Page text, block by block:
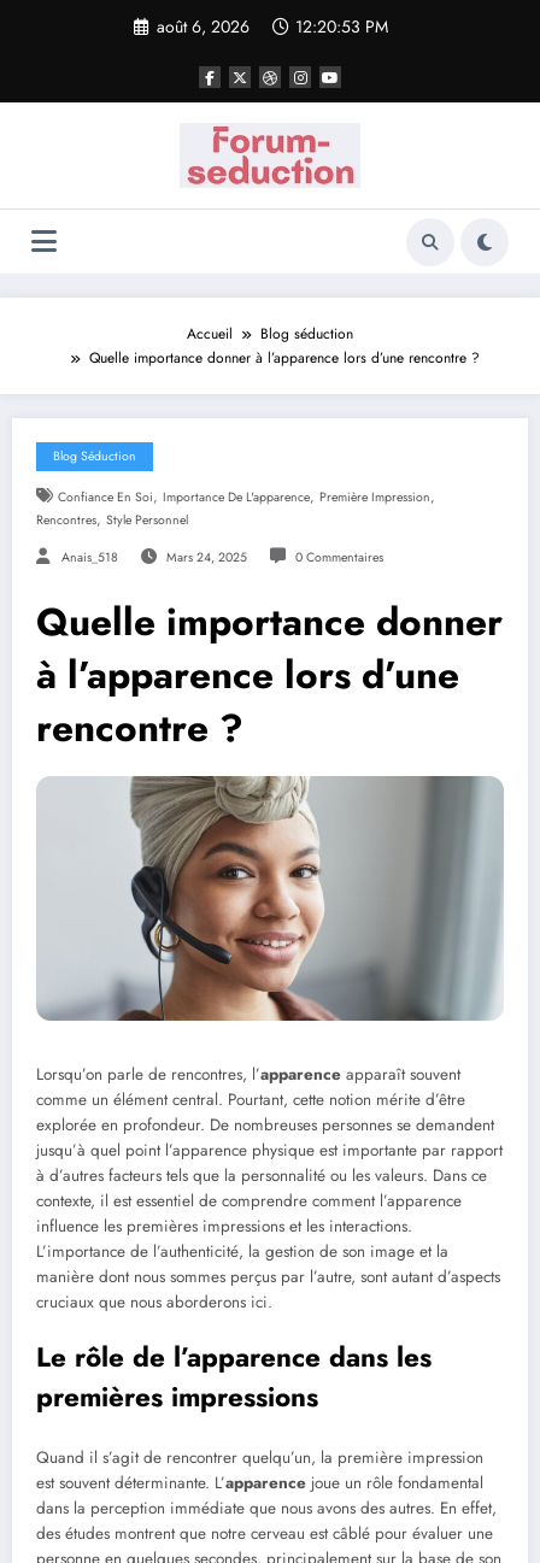
août 6, 2026 12:20:54 PM
Accueil
Blog séduction
Quelle importance donner à l’apparence lors d’une rencontre ?
Blog Séduction
Confiance En Soi, Importance De L'apparence, Première Impression,
Rencontres, Style Personnel
Anais_518 Mars 24, 2025 0 Commentaires
Quelle importance donner
à l’apparence lors d’une
rencontre ?
Lorsqu’on parle de rencontres, l’apparence apparaît souvent
comme un élément central. Pourtant, cette notion mérite d’être
explorée en profondeur. De nombreuses personnes se demandent
jusqu’à quel point l’apparence physique est importante par rapport
à d’autres facteurs tels que la personnalité ou les valeurs. Dans ce
contexte, il est essentiel de comprendre comment l’apparence
influence les premières impressions et les interactions.
L’importance de l’authenticité, la gestion de son image et la
manière dont nous sommes perçus par l’autre, sont autant d’aspects
cruciaux que nous aborderons ici.
Le rôle de l’apparence dans les
premières impressions
Quand il s’agit de rencontrer quelqu’un, la première impression
est souvent déterminante. L’apparence joue un rôle fondamental
dans la perception immédiate que nous avons des autres. En effet,
des études montrent que notre cerveau est câblé pour évaluer une